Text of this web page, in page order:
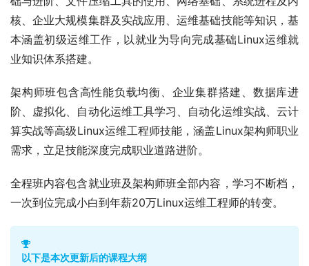
核、企业大规模集群及实战应用、运维基础技能等知识，基
本涵盖初级运维工作，以就业为导向完成基础Linux运维就
业知识体系搭建。
架构师班包含高性能负载均衡、企业集群搭建、数据库进
阶、虚拟化、自动化运维工具学习、自动化运维实战、云计
算实战等高级Linux运维工程师技能，涵盖Linux架构师职业
需求，立足技能深度完成职业道路进阶。
全程班内容包含就业班及架构师班全部内容，学习不断档，
一次到位完成小白到年薪20万Linux运维工程师的转变。
以下是本次更新后的课程大纲